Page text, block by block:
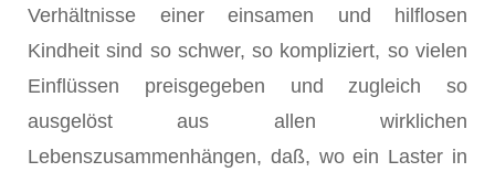
Verhältnisse einer einsamen und hilflosen
Kindheit sind so schwer, so kompliziert, so vielen
Einflüssen preisgegeben und zugleich so
ausgelöst aus allen wirklichen
Lebenszusammenhängen, daß, wo ein Laster in